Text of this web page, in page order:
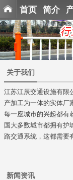
首页 简介
关于我们
江苏江辰交通设施有限
产加工为一体的实体厂
每一座城市的兴起都有
国大多数城市都拥有护
路交通系统，这都需要
新闻资讯